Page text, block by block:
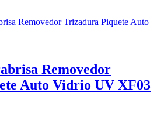
Removedor
Auto Vidrio UV XF03